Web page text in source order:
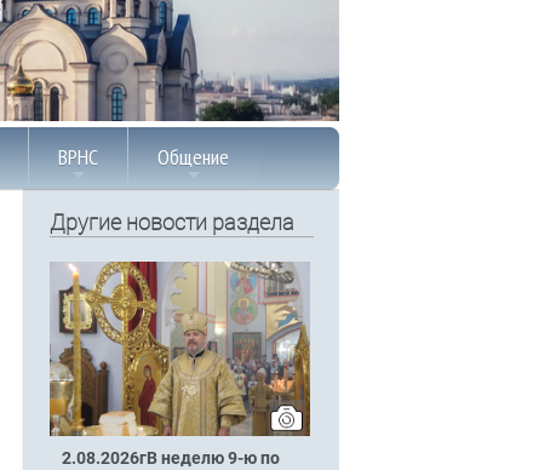
ВРНС Общение
Другие новости раздела
2.08.2026гВ неделю 9-ю по